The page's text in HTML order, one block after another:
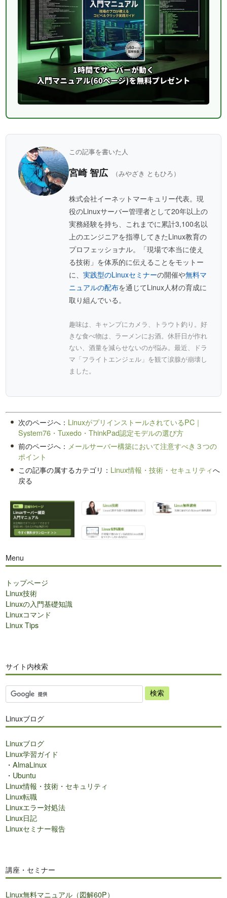
この記事を書いた人
宮崎 智広 （みやざき ともひろ）
株式会社イーネットマーキュリー代表。現
役のLinuxサーバー管理者として20年以上の
実務経験を持ち、これまでに累計3,100名以
上のエンジニアを指導してきたLinux教育の
プロフェッショナル。「現場で本当に使え
る技術」を体系的に伝えることをモットー
に、実践型のLinuxセミナーの開催や無料マ
ニュアルの配布を通じてLinux人材の育成に
取り組んでいる。
趣味は、キャンプにカメラ、トラウト釣り。好
きな食べ物は、ラーメンにお酒。休肝日が作れ
ない、酒量を減らせないのが悩み。最近、ドラ
マ「フライトエンジェル」を観て涙腺が崩壊し
ました。
次のページへ： LinuxがプリインストールされているPC｜
System76・Tuxedo・ThinkPad認定モデルの選び方
前のページへ： メールサーバー構築において注意すべき３つの
ポイント
この記事の属するカテゴリ： Linux情報・技術・セキュリティへ
戻る
Menu
トップページ
Linux技術
Linuxの入門基礎知識
Linuxコマンド
Linux Tips
サイト内検索
サ
イ
内
索
Linuxブログ
Linuxブログ
Linux学習ガイド
・AlmaLinux
・ Ubuntu
Linux情報・技術・セキュリティ
Linux転職
Linuxエラー対処法
Linux日記
Linuxセミナー報告
講座・セミナー
Linux無料マニュアル（図解60P）